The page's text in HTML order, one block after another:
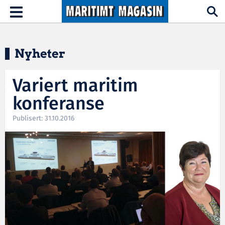
Hopp til hovedinnhold
Toggle
navigation
Nyheter
Variert maritim
konferanse
Publisert: 31.10.2016